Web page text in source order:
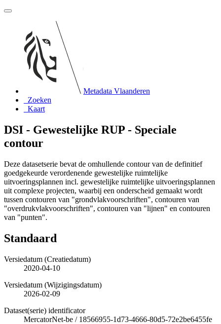
Metadata Vlaanderen
Zoeken
Kaart
DSI - Gewestelijke RUP - Speciale
contour
Deze datasetserie bevat de omhullende contour van de definitief
goedgekeurde verordenende gewestelijke ruimtelijke
uitvoeringsplannen incl. gewestelijke ruimtelijke uitvoeringsplannen
uit complexe projecten, waarbij een onderscheid gemaakt wordt
tussen contouren van "grondvlakvoorschriften", contouren van
"overdrukvlakvoorschriften", contouren van "lijnen" en contouren
van "punten".
Standaard
Versiedatum (Creatiedatum)
2020-04-10
Versiedatum (Wijzigingsdatum)
2026-02-09
Dataset(serie) identificator
MercatorNet-be / 18566955-1d73-4666-80d5-72e2be6455fe